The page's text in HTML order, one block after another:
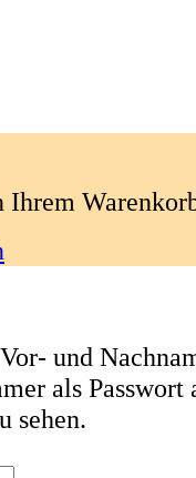
Ihrem
und
als Passwort
sehen.